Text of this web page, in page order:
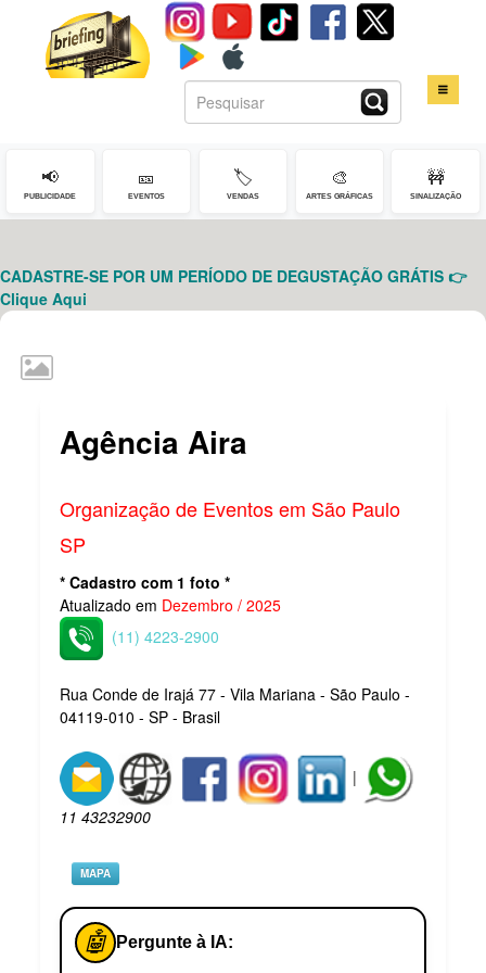
HOME
CONTATO
📢
PUBLICIDADE
🎫
EVENTOS
🏷️
VENDAS
🎨
ARTES GRÁFICAS
🚧
SINALIZAÇÃO
CADASTRE-SE POR UM PERÍODO DE DEGUSTAÇÃO GRÁTIS 👉
Clique Aqui
Agência Aira
Organização de Eventos em São Paulo
SP
* Cadastro com 1 foto *
Atualizado em Dezembro / 2025
(11) 4223-2900
Rua Conde de Irajá 77 - Vila Mariana - São Paulo -
04119-010 - SP - Brasil
|
11 43232900
MAPA
🤖 Pergunte à IA: